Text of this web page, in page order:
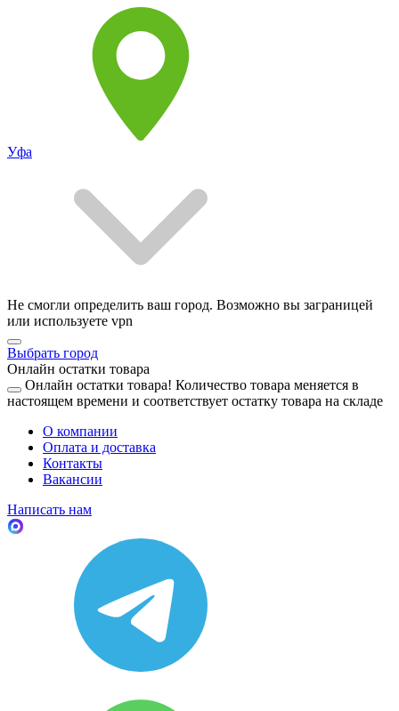
Уфа
Не смогли определить ваш город. Возможно вы заграницей
или используете vpn
Выбрать город
Онлайн остатки товара
Онлайн остатки товара! Количество товара меняется в
настоящем времени и соответствует остатку товара на складе
О компании
Оплата и доставка
Контакты
Вакансии
Написать нам